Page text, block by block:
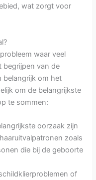
wat zorgt voor
waar veel
begrijpen van de
belangrijk om het
om de belangrijkste
te sommen:
oorzaak zijn
zoals
die bij de geboorte
of